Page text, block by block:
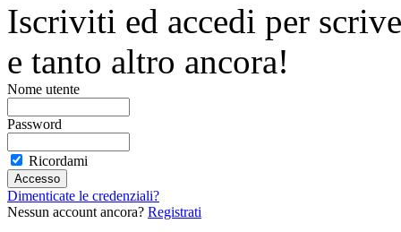
Iscriviti ed accedi per
e tanto altro ancora!
Nome utente
Password
Ricordami
Dimenticate le credenziali?
Nessun account ancora? Registrati